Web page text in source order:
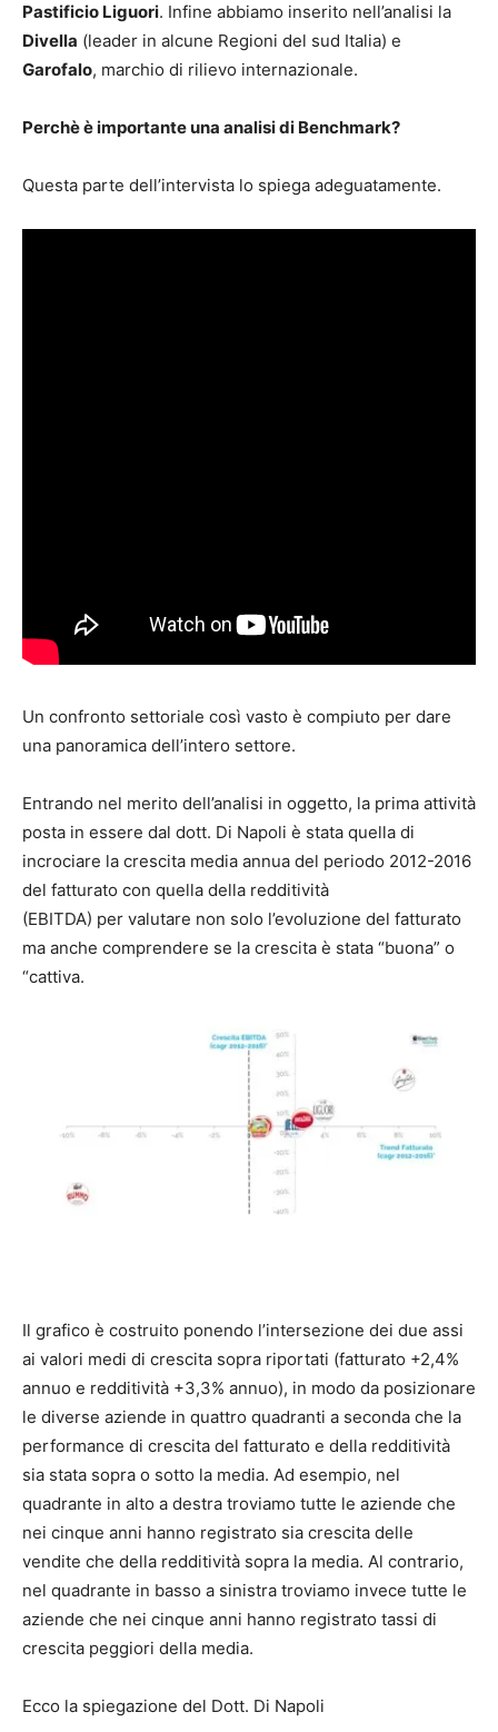
Pastificio Liguori. Infine abbiamo inserito nell’analisi la
Divella (leader in alcune Regioni del sud Italia) e
Garofalo, marchio di rilievo internazionale.
Perchè è importante una analisi di Benchmark?
Questa parte dell’intervista lo spiega adeguatamente.
Un confronto settoriale così vasto è compiuto per dare
una panoramica dell’intero settore.
Entrando nel merito dell’analisi in oggetto, la prima attività
posta in essere dal dott. Di Napoli è stata quella di
incrociare la crescita media annua del periodo 2012-2016
del fatturato con quella della redditività
(EBITDA) per valutare non solo l’evoluzione del fatturato
ma anche comprendere se la crescita è stata “buona” o
“cattiva.
Il grafico è costruito ponendo l’intersezione dei due assi
ai valori medi di crescita sopra riportati (fatturato +2,4%
annuo e redditività +3,3% annuo), in modo da posizionare
le diverse aziende in quattro quadranti a seconda che la
performance di crescita del fatturato e della redditività
sia stata sopra o sotto la media. Ad esempio, nel
quadrante in alto a destra troviamo tutte le aziende che
nei cinque anni hanno registrato sia crescita delle
vendite che della redditività sopra la media. Al contrario,
nel quadrante in basso a sinistra troviamo invece tutte le
aziende che nei cinque anni hanno registrato tassi di
crescita peggiori della media.
Ecco la spiegazione del Dott. Di Napoli